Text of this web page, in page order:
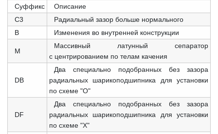
Суффикс
Описание
C3
Радиальный зазор больше нормального
B
Изменения во внутренней конструкции
M
Массивный латунный сепаратор
с центрированием по телам качения
DB
Два специально подобранных без зазора
радиальных шарикоподшипника для установки
по схеме "О"
DF
Два специально подобранных без зазора
радиальных шарикоподшипника для установки
по схеме "X"